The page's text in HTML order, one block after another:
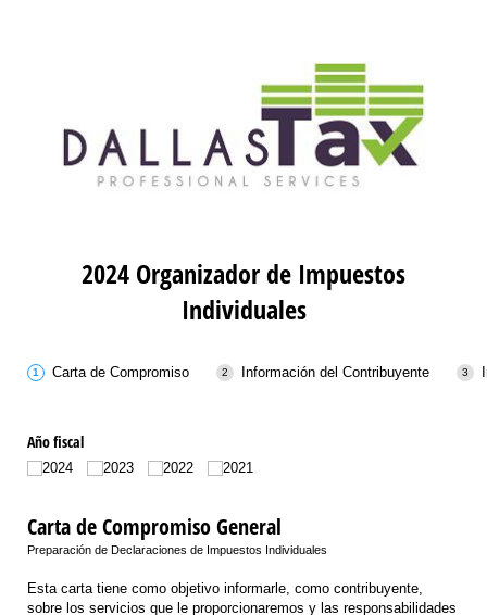
2024 Organizador de Impuestos
Individuales
Carta de Compromiso Información del Contribuyente
Año fiscal
2024 2023 2022 2021
Carta de Compromiso General
Preparación de Declaraciones de Impuestos Individuales
Esta carta tiene como objetivo informarle, como contribuyente,
sobre los servicios que le proporcionaremos y las responsabilidades